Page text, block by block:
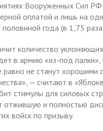
Вооруженных Сил
оплатой и лишь на
половиной года (в 1,75
количество
в армию «из-под
равно не станут
— считают в
стимулы для силовых
отжившую и полностью
войск по призыву.